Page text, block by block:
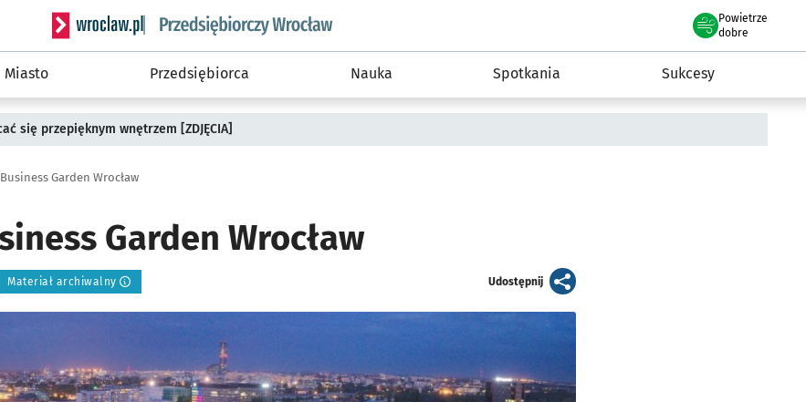
Serwis informacyjny wroclaw.pl podserwis: Strategia rozwoju przedsiębiorczości miasta Wrocławia
Powietrze
we Wrocławiu
dobre
Miasto Przedsiębiorca Nauka Spotkania Sukcesy
się przepięknym wnętrzem [ZDJĘCIA]
Garden Wrocław
Garden Wrocław
Materiał archiwalny Udostępnijartykuł